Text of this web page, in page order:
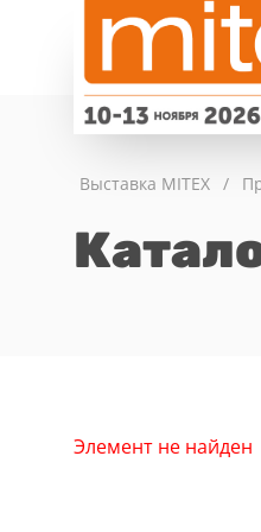
Выставка MITEX /
Элемент не найден